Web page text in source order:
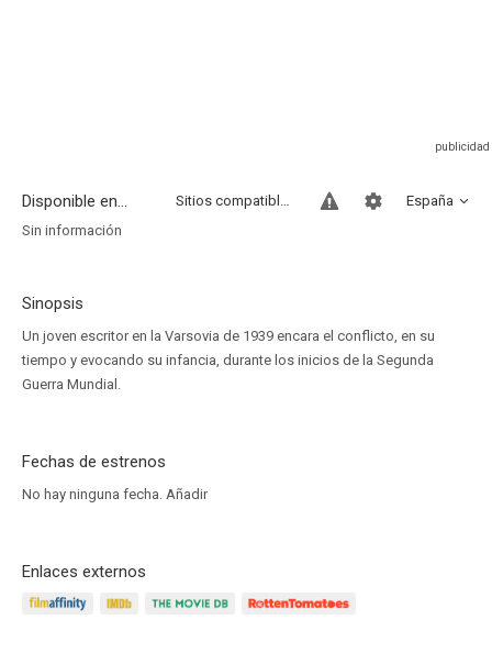
Disponible en... España
Sitios compatibles
Sin información
Sinopsis
Un joven escritor en la Varsovia de 1939 encara el conflicto, en su
tiempo y evocando su infancia, durante los inicios de la Segunda
Guerra Mundial.
Fechas de estrenos
No hay ninguna fecha. Añadir
Enlaces externos